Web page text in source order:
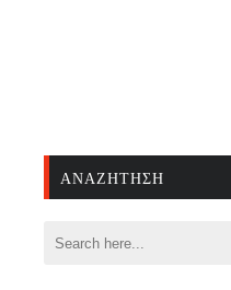
ΑΝΑΖΉΤΗΣΗ